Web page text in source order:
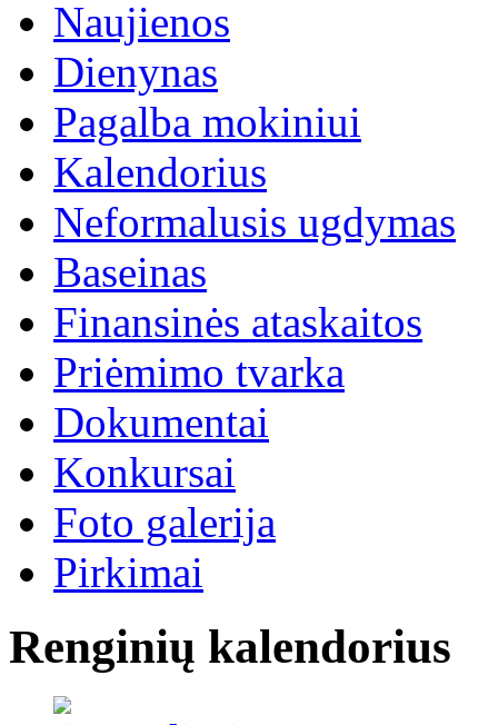
Naujienos
Dienynas
Pagalba mokiniui
Kalendorius
Neformalusis ugdymas
Baseinas
Finansinės ataskaitos
Priėmimo tvarka
Dokumentai
Konkursai
Foto galerija
Pirkimai
Renginių kalendorius